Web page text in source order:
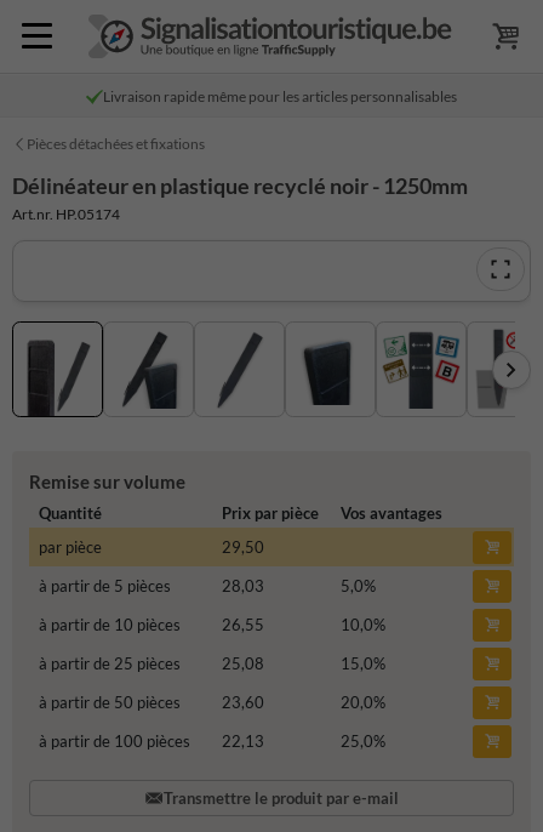
Livraison rapide même pour les articles personnalisables
Pièces détachées et fixations
Délinéateur en plastique recyclé noir - 1250mm
Art.nr. HP.05174
Remise sur volume
Quantité Prix par pièce
Vos avantages
par pièce
29,50
à partir de 5 pièces
28,03 5,0%
à partir de 10 pièces
26,55 10,0%
à partir de 25 pièces
25,08 15,0%
à partir de 50 pièces
23,60 20,0%
à partir de 100 pièces
22,13 25,0%
Transmettre le produit par e-mail